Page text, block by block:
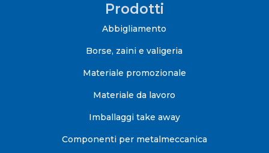
Prodotti
Abbigliamento
Borse, zaini e valigeria
Materiale promozionale
Materiale da lavoro
Imballaggi take away
Componenti per metalmeccanica